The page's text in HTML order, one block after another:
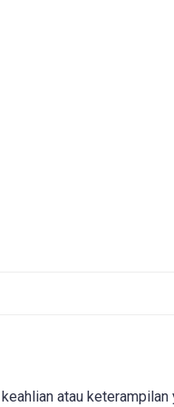
atau keterampilan